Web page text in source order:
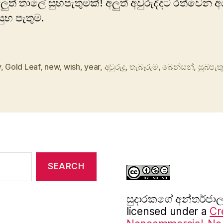
තාලේ සුභපැතුමක්! අලුත් අවුරුද්දට රත්වෙන
පැතුම.
, Gold Leaf, new, wish,year, අවුරුදු,තැබෑරුම,බෙන්සන්,
සුදාරක‍ගේ
licensed under a